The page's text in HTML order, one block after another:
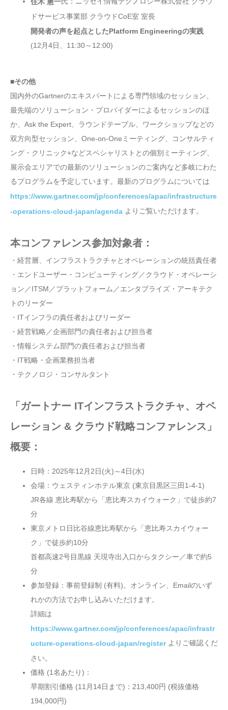
住木 憲一
ドサービス事業部 クラウドCoE室 室長
開発者の声を起点としたPlatform Engineeringの実践
(12月4日、11:30～12:00)
■その他
国内外のGartnerのエキスパートによる専門領域のセッション、
最先端のソリューション・プロバイダーによるセッションのほ
か、Ask the Expert、ラウンドテーブル、ワークショップなどの
双方向型セッション、One-on-Oneミーティング、コンサルティ
ング・クリニック+などスペシャリストとの個別ミーティング、
展示会エリアでの最新のソリューションのご案内など多岐にわた
るプログラムを予定しています。最新のプログラムについては
https://www.gartner.com/jp/conferences/apac/infrastructure
-operations-cloud-japan/agenda よりご覧いただけます。
本コンファレンス参加対象者：
・経営層、インフラストラクチャとオペレーションの統括責任者
・エンドユーザー・コンピューティング／クラウド・オペレーシ
ョン／ITSM／プラットフォーム／エンタプライズ・アーキテク
トのリーダー
・ITインフラの責任者およびリーダー
・経営戦略／企画部門の責任者および担当者
・情報システム部門の責任者および担当者
・IT戦略・企画業務担当者
・テクノロジ・コンサルタント
「ガートナー ITインフラストラクチャ、オペ
レーション & クラウド戦略コンファレンス」
概要：
日時：2025年12月2日(火)～4日(水)
会場：ウェスティンホテル東京 (東京目黒区三田1-4-1)
JR各線 恵比寿駅から「恵比寿スカイウォーク」で徒歩約7
分
東京メトロ日比谷線恵比寿駅から「恵比寿スカイウォー
ク」で徒歩約10分
首都高速2号目黒線 天現寺出入口からタクシー／車で約5
分
参加登録：事前登録制 (有料)。オンライン、Emailのいず
れかの方法でお申し込みいただけます。
詳細は
https://www.gartner.com/jp/conferences/apac/infrastr
ucture-operations-cloud-japan/registerよりご確認くだ
さい。
価格 (1名あたり)：
早期割引価格 (11月14日まで)：213,400円 (税抜価格
194,000円)